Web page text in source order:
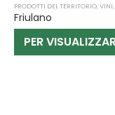
PRODOTTI DEL TERRITORIO, VINI,
Friulano
PER